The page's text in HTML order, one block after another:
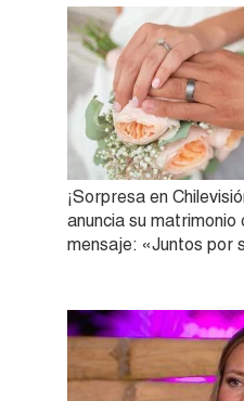
¡Sorpresa en
anuncia su matrimonio
mensaje: «Juntos por